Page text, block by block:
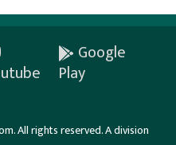
Google
Play
All rights reserved. A division